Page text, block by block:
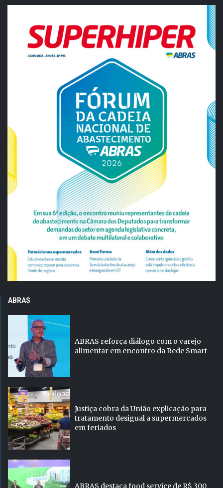
ABRAS
ABRAS reforça diálogo com o varejo
alimentar em encontro da Rede Smart
Justiça cobra da União explicação para
tratamento desigual a supermercados
em feriados
ABRAS destaca food service de R$ 300